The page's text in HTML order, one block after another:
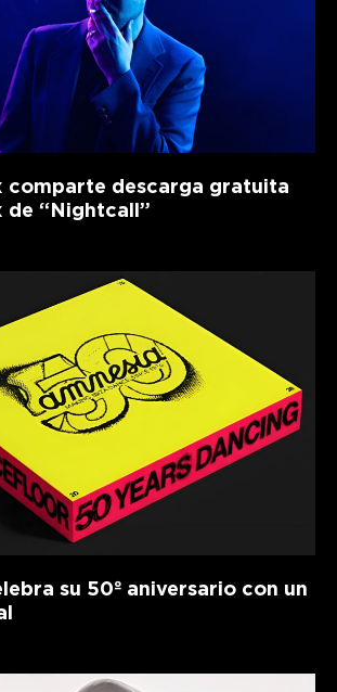
comparte descarga gratuita
de “Nightcall”
su 50º aniversario con un